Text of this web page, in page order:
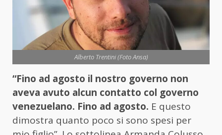
Alberto Trentini (Foto Ansa)
“Fino ad agosto il nostro governo non
aveva avuto alcun contatto col governo
venezuelano. Fino ad agosto. E questo
dimostra quanto poco si sono spesi per